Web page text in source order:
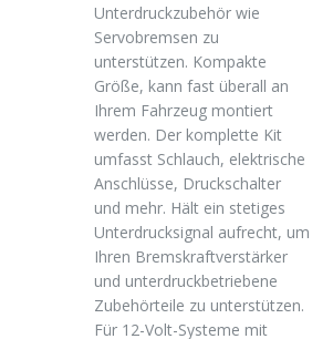
Unterdruckzubehör wie
Servobremsen zu
unterstützen. Kompakte
Größe, kann fast überall an
Ihrem Fahrzeug montiert
werden. Der komplette Kit
umfasst Schlauch, elektrische
Anschlüsse, Druckschalter
und mehr. Hält ein stetiges
Unterdrucksignal aufrecht, um
Ihren Bremskraftverstärker
und unterdruckbetriebene
Zubehörteile zu unterstützen.
Für 12-Volt-Systeme mit